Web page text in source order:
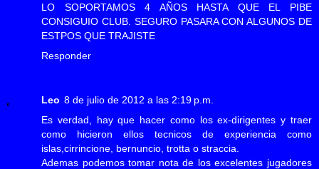
LO SOPORTAMOS 4 AÑOS HASTA QUE EL PIBE
CONSIGUIO CLUB. SEGURO PASARA CON ALGUNOS DE
ESTPOS QUE TRAJISTE
Responder
Leo 8 de julio de 2012 a las 2:19 p.m.
Es verdad, hay que hacer como los ex-dirigentes y traer
como hicieron ellos tecnicos de experiencia como
islas,cirrincione, bernuncio, trotta o straccia.
Ademas podemos tomar nota de los excelentes jugadores